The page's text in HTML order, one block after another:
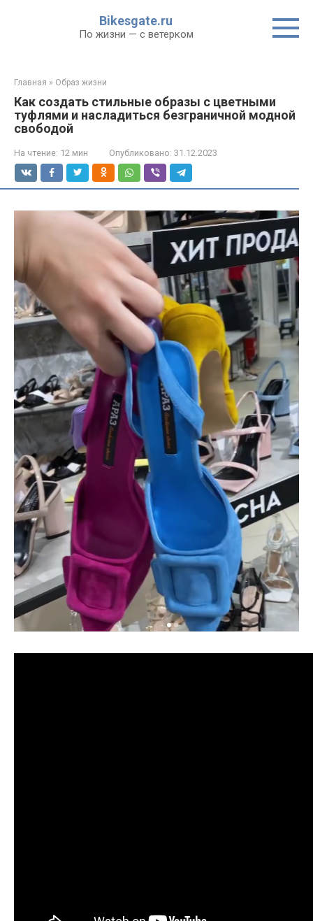
Bikesgate.ru
По жизни — с ветерком
Главная » Образ жизни
Как создать стильные образы с цветными
туфлями и насладиться безграничной модной
свободой
На чтение: 12 мин Опубликовано: 31.12.2023